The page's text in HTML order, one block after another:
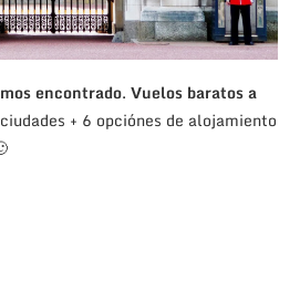
encontrado. Vuelos baratos a
+ 6 opciónes de alojamiento